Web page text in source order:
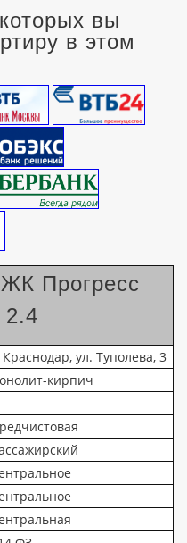
вы
в этом
Прогресс
2.4
Краснодар, ул. Туполева, 3
кирпич